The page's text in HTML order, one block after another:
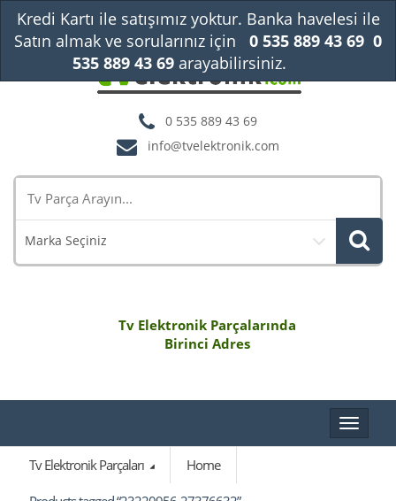
0 535 889 43 69
info@tvelektronik.com
Marka Seçiniz
Tv Elektronik Parçalarında
Birinci Adres
Toggle
Tv Elektronik Parçaları
Home
Kredi Kartı ile satışımız yoktur. Banka havelesi ile
Satın almak ve sorularınız için
0 535 889 43 69 0
535 889 43 69arayabilirsiniz.